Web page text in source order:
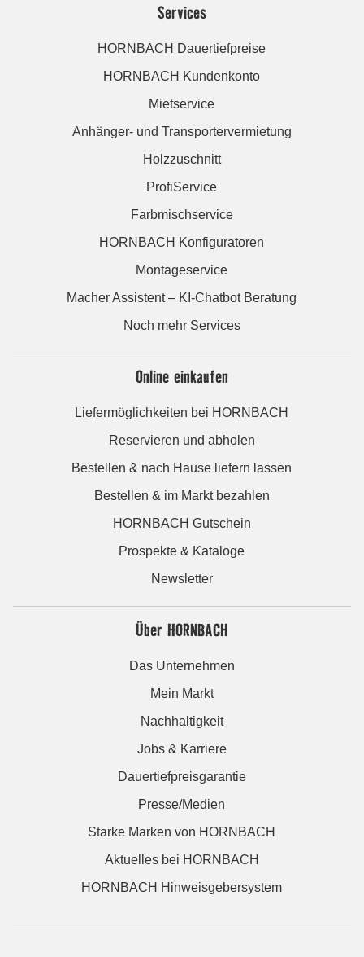
Services
HORNBACH Dauertiefpreise
HORNBACH Kundenkonto
Mietservice
Anhänger- und Transportervermietung
Holzzuschnitt
ProfiService
Farbmischservice
HORNBACH Konfiguratoren
Montageservice
Macher Assistent – KI-Chatbot Beratung
Noch mehr Services
Online einkaufen
Liefermöglichkeiten bei HORNBACH
Reservieren und abholen
Bestellen & nach Hause liefern lassen
Bestellen & im Markt bezahlen
HORNBACH Gutschein
Prospekte & Kataloge
Newsletter
Über HORNBACH
Das Unternehmen
Mein Markt
Nachhaltigkeit
Jobs & Karriere
Dauertiefpreisgarantie
Presse/Medien
Starke Marken von HORNBACH
Aktuelles bei HORNBACH
HORNBACH Hinweisgebersystem